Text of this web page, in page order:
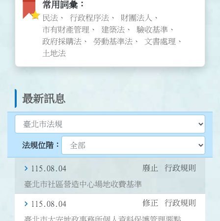
常用詞彙
民法 行政程序法
財團法人
市有財產管理
建築法
驗收基準
政府採購法
勞動基準法
文書處理
土地法
最新訊息
選擇最新訊息類型
選擇臺北法規位階
115.08.04 廢止 行政規則
臺北市社區營造中心場地收費基準
115.08.04 修正 行政規則
臺北市大安地政事務所個人資料保護管理要點